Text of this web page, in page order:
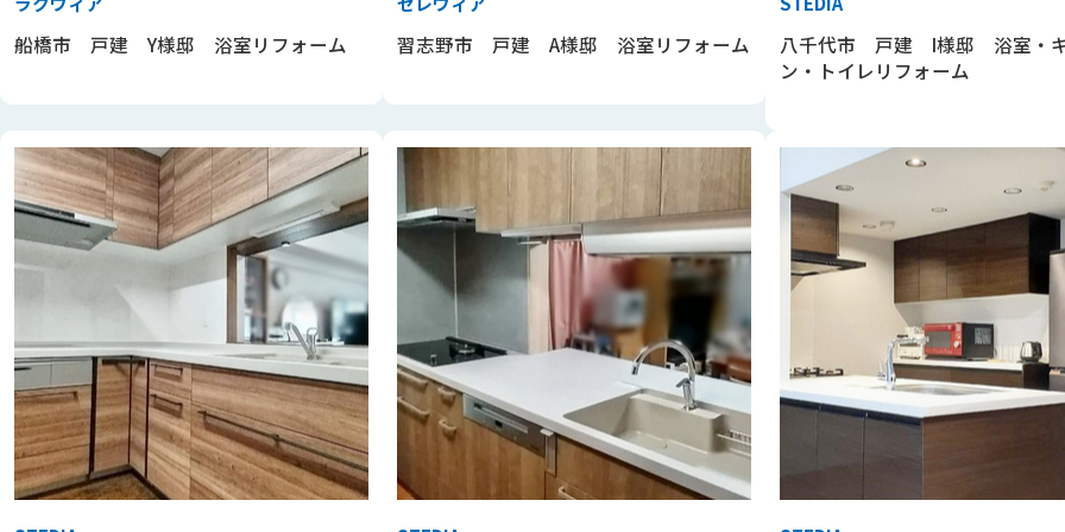
船橋市 戸建 Y様邸 浴室リフォーム 習志野市 戸建 A様邸 浴室リフォーム
八千代市 戸建 I様邸 浴室・
ン・トイレリフォーム